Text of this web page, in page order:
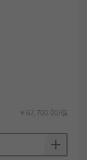
あるアル
広い滑り
しごが滑
と軽量な
ミニウムは
能性があり
￥62,700.00/個